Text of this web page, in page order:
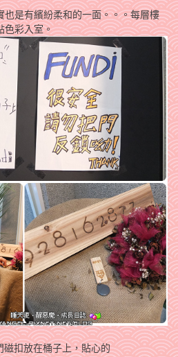
也是有繽紛柔和的一面。。。每層樓
色彩入室。
扣放在桶子上，貼心的